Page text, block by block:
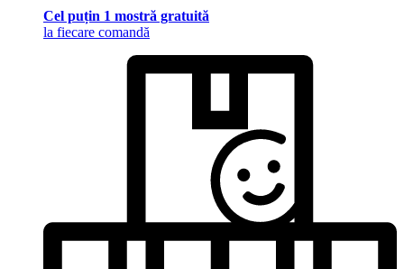
Cel puțin 1 mostră gratuită
la fiecare comandă